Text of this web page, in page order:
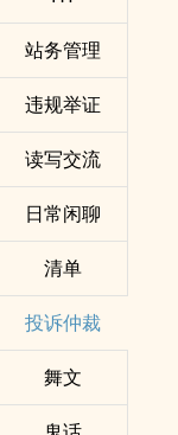
站务管理
违规举证
读写交流
日常闲聊
清单
投诉仲裁
舞文